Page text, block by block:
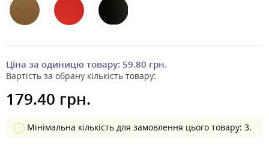
Ціна за одиницю товару: 59.80 грн.
Вартість за обрану кількість товару:
179.40 грн.
Мінімальна кількість для замовлення цього товару: 3.